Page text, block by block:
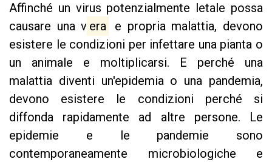
Affinché un virus potenzialmente letale possa
causare una v era
e propria malattia, devono
esistere le condizioni per infettare una pianta o
un animale e moltiplicarsi. E perché una
malattia diventi un'epidemia o una pandemia,
devono esistere le condizioni perché si
diffonda rapidamente ad altre persone. Le
epidemie e le pandemie sono
contemporaneamente microbiologiche e